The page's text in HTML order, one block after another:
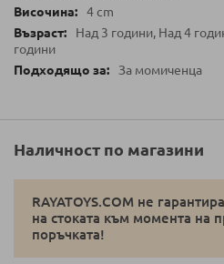
4 cm
Над 3 години, Над 4
години
За момиченца
Наличност по магазини
RAYATOYS.COM не
на стоката към момента на
поръчката!